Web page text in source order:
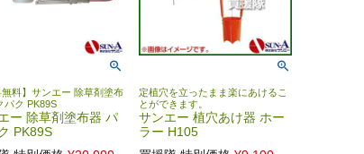
無料】サンエー 除草剤塗布
パク PK89S
ー 除草剤塗布器 パ
PK89S
定植穴を立ったまま楽にあけるこ
とができます。
サンエー 植穴あけ器 ホー
ラー H105